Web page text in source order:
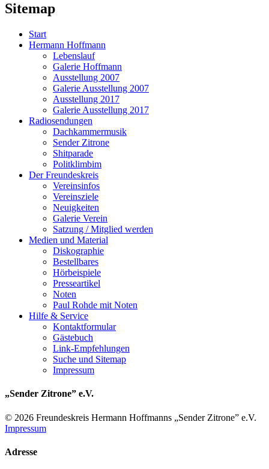
Sitemap
Start
Hermann Hoffmann
Lebenslauf
Galerie Hoffmann
Ausstellung 2007
Galerie Ausstellung 2007
Ausstellung 2017
Galerie Ausstellung 2017
Radiosendungen
Dachkammermusik
Sender Zitrone
Shitparade
Politklimbim
Der Freundeskreis
Vereinsinfos
Vereinsziele
Neuigkeiten
Galerie Verein
Satzung / Mitglied werden
Medien und Material
Diskographie
Bestellbares
Hörbeispiele
Presseartikel
Noten
Paul Rohde mit Noten
Hilfe & Service
Kontaktformular
Gästebuch
Link-Empfehlungen
Suche und Sitemap
Impressum
„Sender Zitrone” e.V.
© 2026 Freundes­kreis Her­mann Hoff­manns „Sender Zitrone” e.V.
Impressum
Adresse